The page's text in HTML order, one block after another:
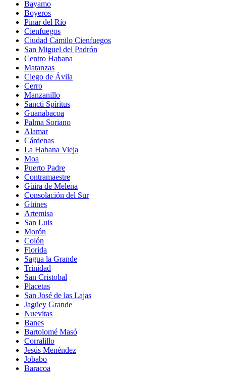
Bayamo
Boyeros
Pinar del Río
Cienfuegos
Ciudad Camilo Cienfuegos
San Miguel del Padrón
Centro Habana
Matanzas
Ciego de Ávila
Cerro
Manzanillo
Sancti Spíritus
Guanabacoa
Palma Soriano
Alamar
Cárdenas
La Habana Vieja
Moa
Puerto Padre
Contramaestre
Güira de Melena
Consolación del Sur
Güines
Artemisa
San Luis
Morón
Colón
Florida
Sagua la Grande
Trinidad
San Cristobal
Placetas
San José de las Lajas
Jagüey Grande
Nuevitas
Banes
Bartolomé Masó
Corralillo
Jesús Menéndez
Jobabo
Baracoa